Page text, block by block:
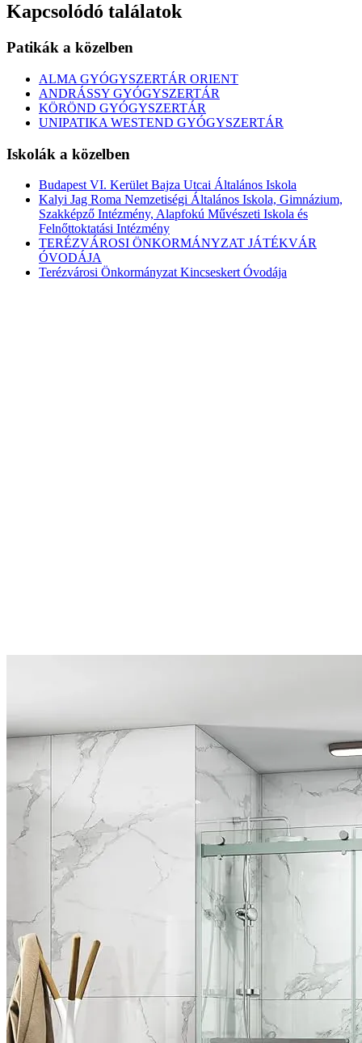
Kapcsolódó találatok
Patikák a közelben
ALMA GYÓGYSZERTÁR ORIENT
ANDRÁSSY GYÓGYSZERTÁR
KÖRÖND GYÓGYSZERTÁR
UNIPATIKA WESTEND GYÓGYSZERTÁR
Iskolák a közelben
Budapest VI. Kerület Bajza Utcai Általános Iskola
Kalyi Jag Roma Nemzetiségi Általános Iskola, Gimnázium,
Szakképző Intézmény, Alapfokú Művészeti Iskola és
Felnőttoktatási Intézmény
TERÉZVÁROSI ÖNKORMÁNYZAT JÁTÉKVÁR
ÓVODÁJA
Terézvárosi Önkormányzat Kincseskert Óvodája